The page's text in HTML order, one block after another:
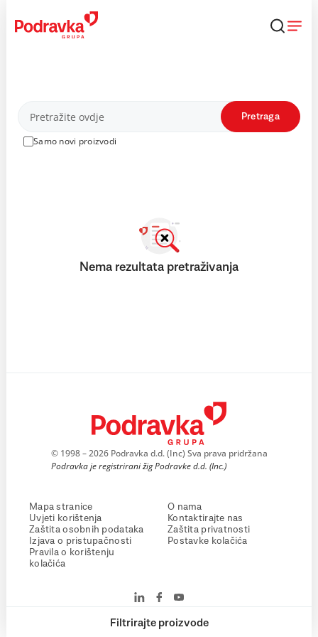
content
Proizvodi
Samo novi proizvodi
Pretraga
Filtrirajte proizvode
Nema rezultata pretraživanja
© 1998 – 2026 Podravka d.d. (Inc) Sva prava pridržana
Podravka je registrirani žig Podravke d.d. (Inc.)
Mapa stranice
Uvjeti korištenja
Zaštita osobnih podataka
Izjava o pristupačnosti
Pravila o korištenju
kolačića
O nama
Kontaktirajte nas
Zaštita privatnosti
Postavke kolačića